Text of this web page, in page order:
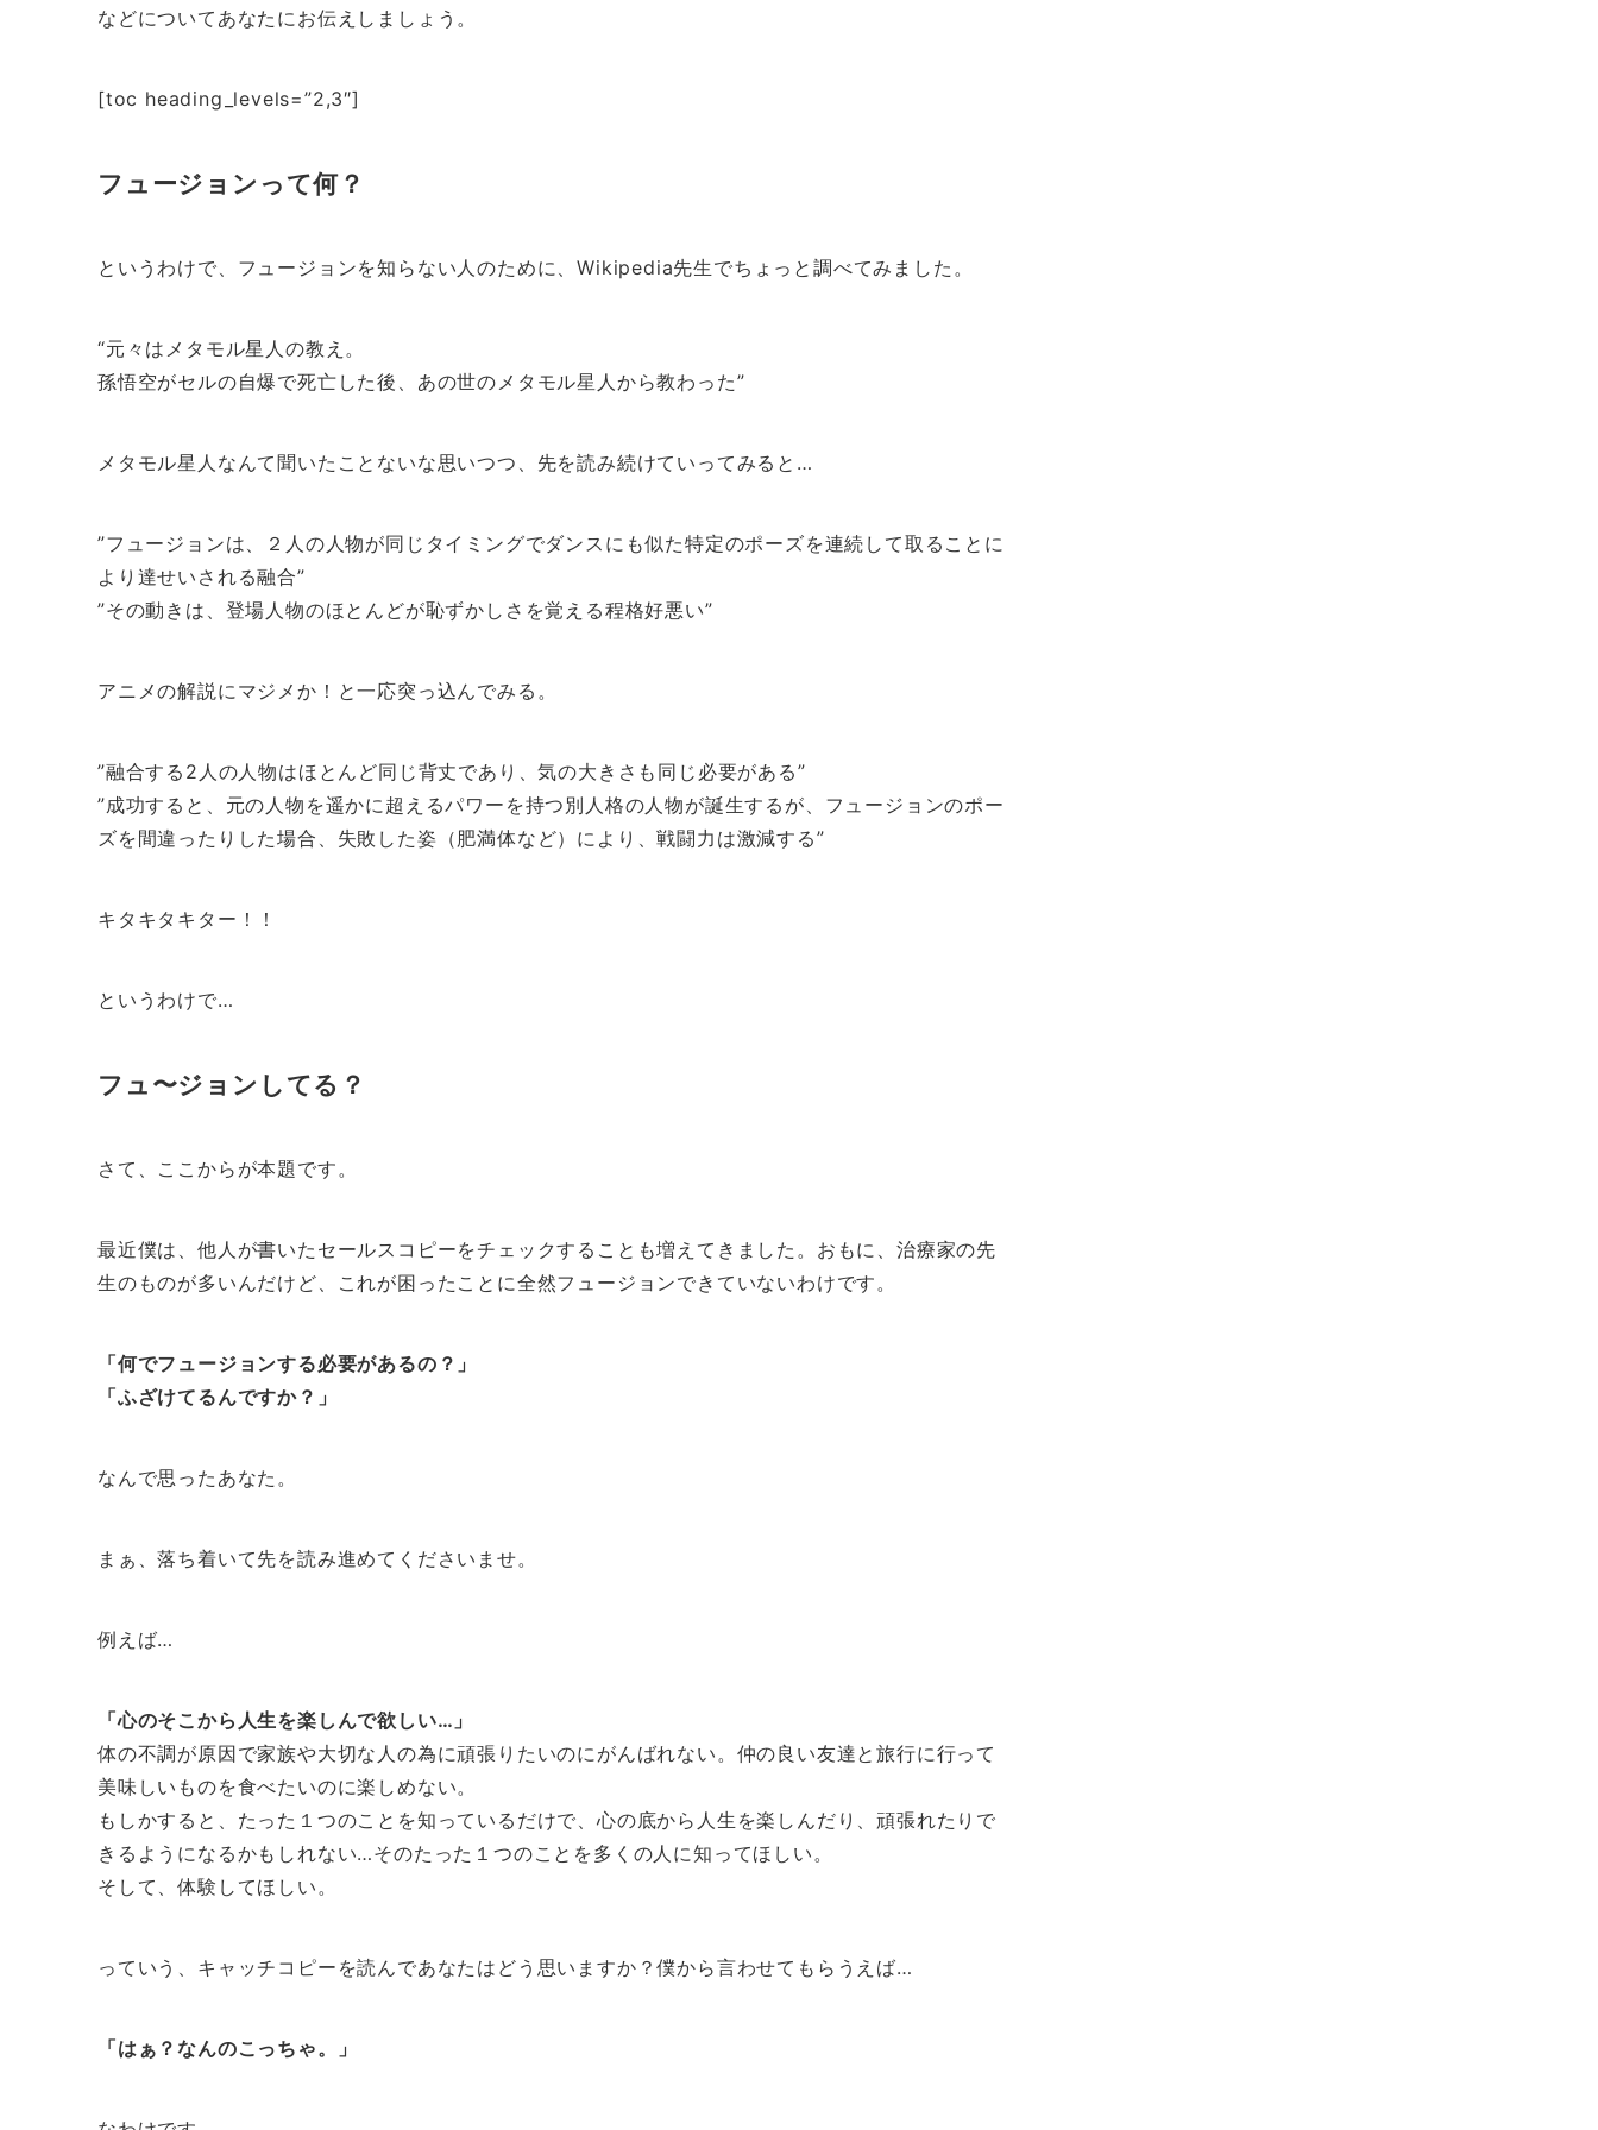
などについてあなたにお伝えしましょう。
[toc heading_levels=”2,3″]
フュージョンって何？
というわけで、フュージョンを知らない人のために、Wikipedia先生でちょっと調べてみました。
“元々はメタモル星人の教え。
孫悟空がセルの自爆で死亡した後、あの世のメタモル星人から教わった”
メタモル星人なんて聞いたことないな思いつつ、先を読み続けていってみると…
”フュージョンは、２人の人物が同じタイミングでダンスにも似た特定のポーズを連続して取ることに
より達せいされる融合”
”その動きは、登場人物のほとんどが恥ずかしさを覚える程格好悪い”
アニメの解説にマジメか！と一応突っ込んでみる。
”融合する2人の人物はほとんど同じ背丈であり、気の大きさも同じ必要がある”
”成功すると、元の人物を遥かに超えるパワーを持つ別人格の人物が誕生するが、フュージョンのポー
ズを間違ったりした場合、失敗した姿（肥満体など）により、戦闘力は激減する”
キタキタキター！！
というわけで…
フュ〜ジョンしてる？
さて、ここからが本題です。
最近僕は、他人が書いたセールスコピーをチェックすることも増えてきました。おもに、治療家の先
生のものが多いんだけど、これが困ったことに全然フュージョンできていないわけです。
「何でフュージョンする必要があるの？」
「ふざけてるんですか？」
なんで思ったあなた。
まぁ、落ち着いて先を読み進めてくださいませ。
例えば…
「心のそこから人生を楽しんで欲しい…」
体の不調が原因で家族や大切な人の為に頑張りたいのにがんばれない。仲の良い友達と旅行に行って
美味しいものを食べたいのに楽しめない。
もしかすると、たった１つのことを知っているだけで、心の底から人生を楽しんだり、頑張れたりで
きるようになるかもしれない…そのたった１つのことを多くの人に知ってほしい。
そして、体験してほしい。
っていう、キャッチコピーを読んであなたはどう思いますか？僕から言わせてもらうえば…
「はぁ？なんのこっちゃ。」